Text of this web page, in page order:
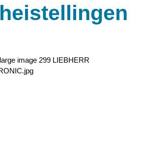
heistellingen